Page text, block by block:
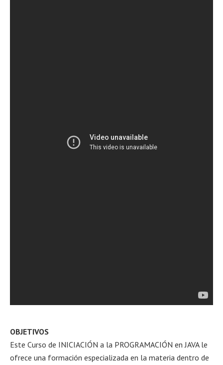
OBJETIVOS
Este Curso de INICIACIÓN a la PROGRAMACIÓN en JAVA le
ofrece una formación especializada en la materia dentro de